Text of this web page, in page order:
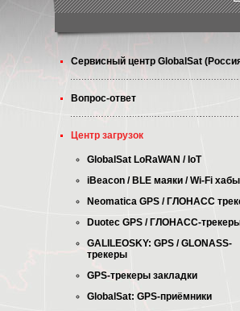
Cервисный центр GlobalSat
Вопрос-ответ
Центр загрузок
GlobalSat LoRaWAN / IoT
iBeacon / BLE маяки / Wi-Fi хабы
Neomatica GPS / ГЛОНАСС
Duotec GPS / ГЛОНАСС-
GALILEOSKY: GPS / GLONASS-
трекеры
GPS-трекеры закладки
GlobalSat: GPS-приёмники